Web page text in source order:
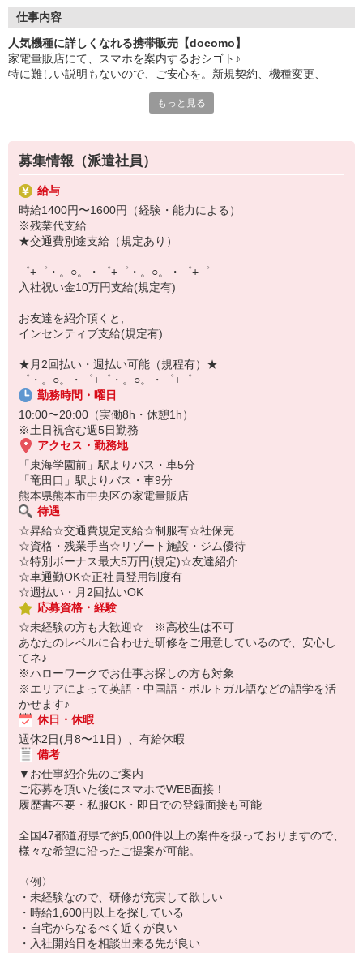
ずっと先まで役に立ちます！
丁寧な研修もあるので、
みなさんから働きやすいと好評です♪
最新アプリ事情やお得なプラン、
スマホの裏ワザを学べるチャンス♪
￣￣￣￣￣￣￣￣￣￣￣
▼オフィスワーク
事務、経理、データ入力、コールセンター、受付
▼工場・製造・軽作業系
機械/食品製造・梱包・仕分け・加工・組立・検査
▼美容系
眉毛サロンのアイブロウ・ネイリスト・エステ
▼営業・販売
法人営業・アパレル販売・個別指導塾・人材紹介
▼人気案件も多数♪
短期・期間限定・オープニング・官公庁案件
上場/優良/大手企業など
【スマホ面接実施中】
￣￣￣￣￣￣￣￣￣
自宅に居ながらスマホでカンタン面接OK！
オンライン面談なのでスピード対応。
仕事内容
人気機種に詳しくなれる携帯販売【docomo】
家電量販店にて、スマホを案内するおシゴト♪
特に難しい説明もないので、ご安心を。新規契約、機種変更、
満足度◎
■携帯やインターネット販売業務
docomo(ドコモ)/au(エーユー)・KDDI/softbank(ソフトバンク)など
の大手キャリアから
ワイモバイル(Y!mobille)、楽天モバイル、UQなど格安スマホまで幅
広く紹介可能♪
もっと見る
募集情報（派遣社員）
給与
時給1400円〜1600円（経験・能力による）
※残業代支給
★交通費別途支給（規定あり）
゜+゜・。○。・゜+゜・。○。・゜+゜
入社祝い金10万円支給(規定有)
お友達を紹介頂くと,
インセンティブ支給(規定有)
★月2回払い・週払い可能（規程有）★
゜・。○。・゜+゜・。○。・゜+゜
勤務時間・曜日
10:00〜20:00（実働8h・休憩1h）
※土日祝含む週5日勤務
アクセス・勤務地
「東海学園前」駅よりバス・車5分
「竜田口」駅よりバス・車9分
熊本県熊本市中央区の家電量販店
待遇
☆昇給☆交通費規定支給☆制服有☆社保完
☆資格・残業手当☆リゾート施設・ジム優待
☆特別ボーナス最大5万円(規定)☆友達紹介
☆車通勤OK☆正社員登用制度有
☆週払い・月2回払いOK
応募資格・経験
☆未経験の方も大歓迎☆ ※高校生は不可
あなたのレベルに合わせた研修をご用意しているので、安心し
てネ♪
※ハローワークでお仕事お探しの方も対象
※エリアによって英語・中国語・ポルトガル語などの語学を活
かせます♪
休日・休暇
週休2日(月8〜11日）、有給休暇
備考
▼お仕事紹介先のご案内
ご応募を頂いた後にスマホでWEB面接！
履歴書不要・私服OK・即日での登録面接も可能
全国47都道府県で約5,000件以上の案件を扱っておりますので、
様々な希望に沿ったご提案が可能。
〈例〉
・未経験なので、研修が充実して欲しい
・時給1,600円以上を探している
・自宅からなるべく近くが良い
・入社開始日を相談出来る先が良い